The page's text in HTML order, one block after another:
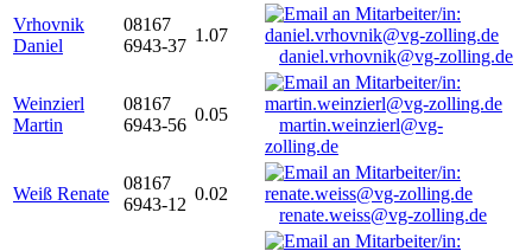
Vrhovnik
Daniel
08167
6943-37
1.07
daniel.vrhovnik@vg-zolling.de
Weinzierl
Martin
08167
6943-56
0.05
martin.weinzierl@vg-
zolling.de
Weiß Renate
08167
6943-12
0.02
renate.weiss@vg-zolling.de